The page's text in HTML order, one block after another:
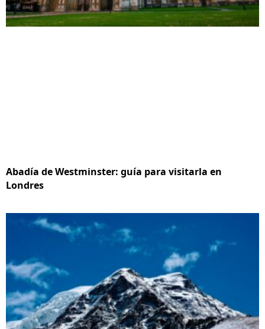
Abadía de Westminster: guía para visitarla en
Londres